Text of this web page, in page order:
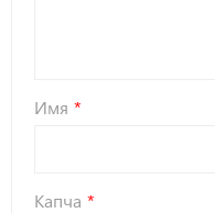
Имя
Капча